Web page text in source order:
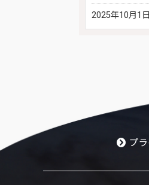
2025年10月1
プ